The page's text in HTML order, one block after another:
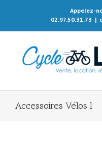
Appelez-
02.97.50.31.73 |
Accessoires Vélos l